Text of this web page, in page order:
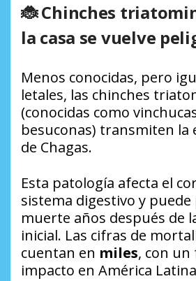
🐞 Chinches
la casa se vuelve
Menos conocidas, pero
letales, las chinches
(conocidas como
besuconas) transmiten la
de Chagas.
Esta patología afecta el
sistema digestivo y puede
muerte años después de
inicial. Las cifras de
cuentan en miles, con
impacto en América